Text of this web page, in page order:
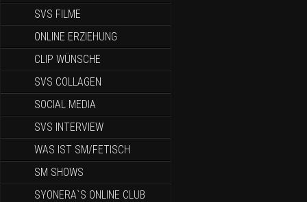
SVS FILME
ONLINE ERZIEHUNG
CLIP WÜNSCHE
SVS COLLAGEN
SOCIAL MEDIA
SVS INTERVIEW
WAS IST SM/FETISCH
SM SHOWS
SYONERA`S ONLINE CLUB